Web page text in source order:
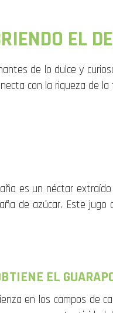
EL
de lo dulce y
con la riqueza de
es un néctar
de azúcar. Este
EL
en los campos de